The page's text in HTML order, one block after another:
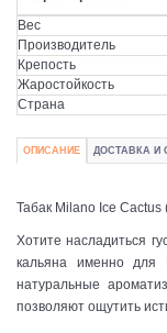
Вес
Производитель
Крепость
Жаростойкость
Страна
ОПИСАНИЕ ДОСТАВКА И
Табак Milano Ice Cactus
Хотите насладиться
кальяна именно для
натуральные
позволяют ощутить